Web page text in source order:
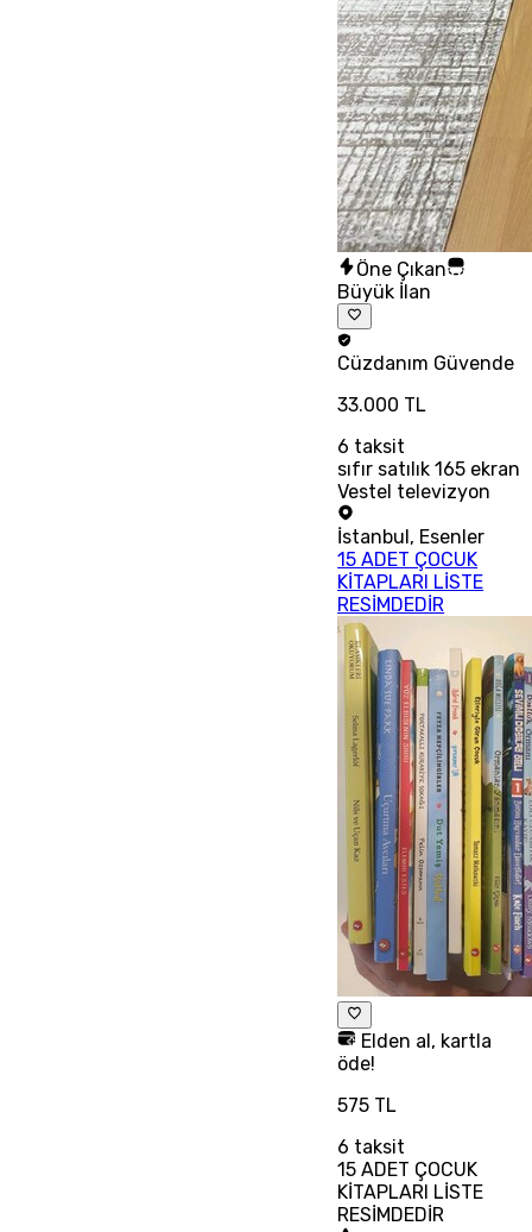
Öne Çıkan
Büyük İlan
Cüzdanım Güvende
33.000 TL
6 taksit
sıfır satılık 165 ekran
Vestel televizyon
İstanbul , Esenler
15 ADET ÇOCUK
KİTAPLARI LİSTE
RESİMDEDİR
Elden al, kartla
öde!
575 TL
6 taksit
15 ADET ÇOCUK
KİTAPLARI LİSTE
RESİMDEDİR